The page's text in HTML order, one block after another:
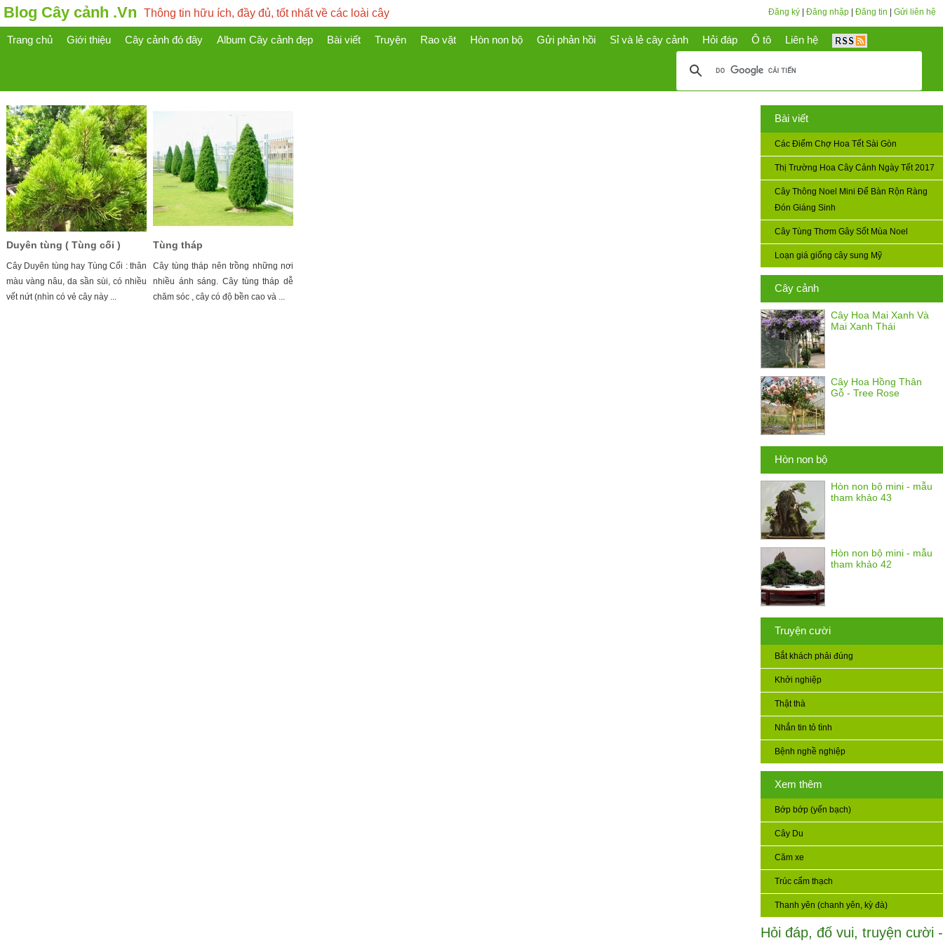
Blog Cây cảnh .Vn Thông tin hữu ích, đầy đủ, tốt nhất về các loài cây Đăng ký Đăng nhập Đăng tin Gửi liên hệ
Trang chủ Giới thiệu Cây cảnh đó đây Album Cây cảnh đẹp Bài viết Truyện Rao vặt Hòn non bộ Gửi phản hồi Sỉ và lẻ cây cảnh Hỏi đáp Ô tô Liên hệ
Bài viết
Các Điểm Chợ Hoa Tết Sài Gòn
Thị Trường Hoa Cây Cảnh Ngày Tết 2017
Cây Thông Noel Mini Để Bàn Rộn Ràng
Đón Giáng Sinh
Cây Tùng Thơm Gây Sốt Mùa Noel
Loạn giá giống cây sung Mỹ
Cây cảnh
Cây Hoa Mai Xanh Và
Mai Xanh Thái
Cây Hoa Hồng Thân
Gỗ - Tree Rose
Hòn non bộ
Hòn non bộ mini - mẫu
tham khảo 43
Hòn non bộ mini - mẫu
tham khảo 42
Truyện cười
Bắt khách phải đúng
Khởi nghiệp
Thật thà
Nhắn tin tỏ tình
Bệnh nghề nghiệp
Xem thêm
Bớp bớp (yến bạch)
Cây Du
Căm xe
Trúc cẩm thạch
Thanh yên (chanh yên, kỳ đà)
Hỏi đáp, đố vui, truyện cười -
Duyên tùng ( Tùng cối )
Cây Duyên tùng hay Tùng Cối : thân
màu vàng nâu, da sần sùi, có nhiều
vết nứt (nhìn có vẻ cây này ...
Tùng tháp
Cây tùng tháp nên trồng những nơi
nhiều ánh sáng. Cây tùng tháp dễ
chăm sóc , cây có độ bền cao và ...